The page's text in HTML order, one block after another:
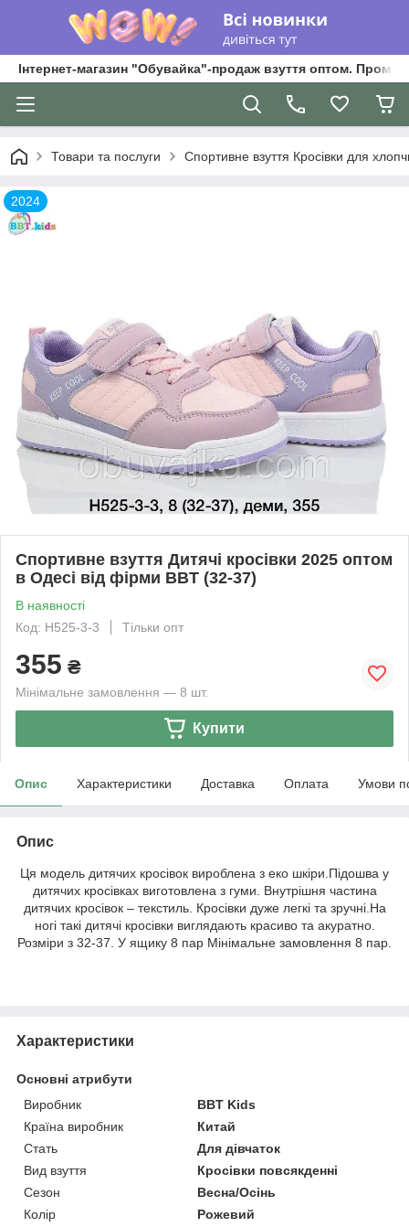
Інтернет-магазин "Обувайка"-продаж взуття оптом.
Товари та послуги Спортивне взуття Кросівки для
2024
Спортивне взуття Дитячі кросівки 2025 оптом
в Одесі від фірми BBT (32-37)
В наявності
Код: H525-3-3
Тільки опт
355 ₴
Мінімальне замовлення — 8 шт.
Купити
Опис Характеристики Доставка Оплата Умови
Опис
Ця модель дитячих кросівок вироблена з еко шкіри.Підошва у
дитячих кросівках виготовлена ​​з гуми. Внутрішня частина
дитячих кросівок – текстиль. Кросівки дуже легкі та зручні.На
ногі такі дитячі кросівки виглядають красиво та акуратно.
Розміри з 32-37. У ящику 8 пар Мінімальне замовлення 8 пар.
Характеристики
Основні атрибути
Виробник
BBT Kids
Країна виробник
Китай
Стать
Для дівчаток
Вид взуття
Кросівки повсякденні
Сезон
Весна/Осінь
Колір
Рожевий